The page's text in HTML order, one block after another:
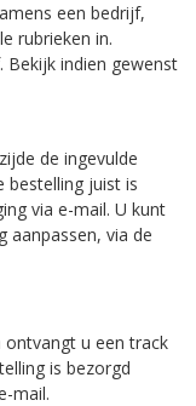
een bedrijf,
rubrieken in.
Bekijk indien gewenst
de ingevulde
bestelling juist is
via e-mail. U kunt
aanpassen, via de
ontvangt u een track
is bezorgd
mail.